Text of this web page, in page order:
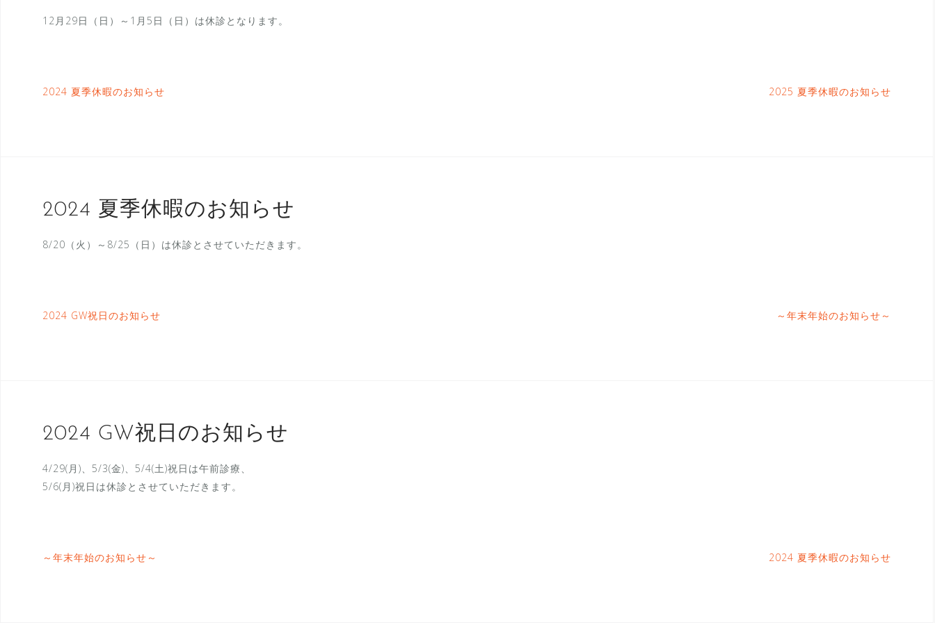
12月29日（日）～1月5日（日）は休診となります。
2024 夏季休暇のお知らせ 2025 夏季休暇のお知らせ
2024 夏季休暇のお知らせ
8/20（火）～8/25（日）は休診とさせていただきます。
2024 GW祝日のお知らせ ～年末年始のお知らせ～
2024 GW祝日のお知らせ
4/29(月)、5/3(金)、5/4(土)祝日は午前診療、
5/6(月)祝日は休診とさせていただきます。
～年末年始のお知らせ～ 2024 夏季休暇のお知らせ